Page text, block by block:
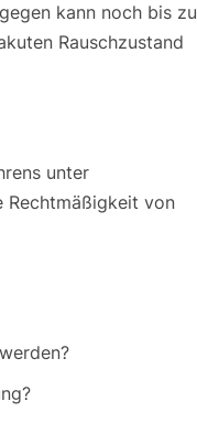
kann noch bis zu
Rauschzustand
unter
Rechtmäßigkeit von